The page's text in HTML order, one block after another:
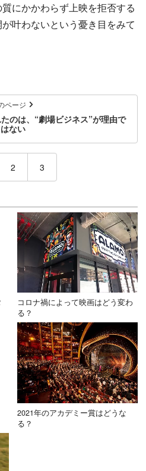
にかかわらず上映を拒否する
叶わないという憂き目をみて
ページ
のは、“劇場ビジネス”が理由で
はない
2 3
コロナ禍によって映画はどう変わ
る？
2021年のアカデミー賞はどうな
る？